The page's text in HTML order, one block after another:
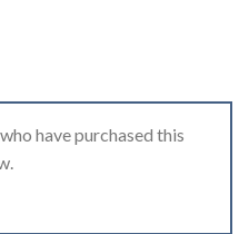
have purchased this